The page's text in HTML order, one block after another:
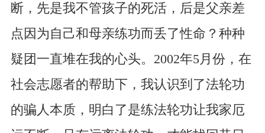
断，先是我不管孩子的死活，后是父亲差
点因为自己和母亲练功而丢了性命？种种
疑团一直堆在我的心头。2002年5月份，在
社会志愿者的帮助下，我认识到了法轮功
的骗人本质，明白了是练法轮功让我家厄